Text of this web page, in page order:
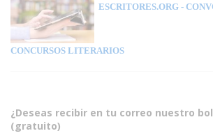
ESCRITORES.ORG -
CONCURSOS LITERARIOS
¿Deseas recibir en tu correo nuestro
(gratuito)